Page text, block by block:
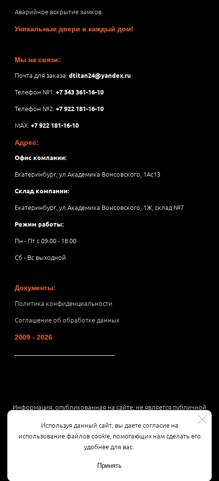
Используя данный сайт, вы даете согласие на
использование файлов cookie, помогающих нам сделать его
удобнее для вас.
Принять
Аварийное вскрытие замков
Уникальные двери в каждый дом!
Мы на связи:
Почта для заказа:dtitan24@yandex.ru
Телефон №1:+7 343 361-16-10
Телефон №2:+7 922 181-16-10
MAX:+7 922 181-16-10
Адрес:
Офис компании:
Екатеринбург, ул.Академика Вонсовского, 1Аc13
Склад компании:
Екатеринбург, ул.Академика Вонсовского, 1Ж, склад №7
Режим работы:
Пн - Пт с 09.00 - 18.00
Сб - Вс выходной
Документы:
Политика конфиденциальности
Соглашение об обработке данных
2009 - 2026
Информация, опубликованная на сайте, не является публичной
офертой или рекламой, а носит информационный характер и
может быть изменена по усмотрению компании.
Разработка сайта3K Digital Studio